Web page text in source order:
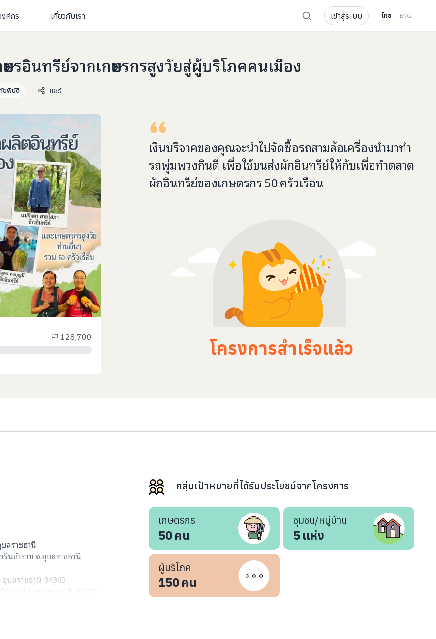
งค์กร เกี่ยวกับเรา เข้าสู่ระบบ ไทย ENG
อินทรีย์จากเกษตรกรสูงวัยสู่ผู้บริโภคคนเมือง
ยพิบัติ แชร์
128,700
เงินบริจาคของคุณจะนำไปจัดซื้อรถสามล้อเครื่องนำมาทำ
รถพุ่มพวงกินดี เพื่อใช้ขนส่งผักอินทรีย์ให้กับเพื่อทำตลาด
ผักอินทรีย์ของเกษตรกร50ครัวเรือน
โครงการสำเร็จแล้ว
ลราชธานี
นชำราบ จ.อุบลราชธานี
อุบลราชธานี 34360
าเสือโก้ก จ.อุบลราชธานี
กลุ่มเป้าหมายที่ได้รับประโยชน์จากโครงการ
เกษตรกร
50 คน
ชุมชน/หมู่บ้าน
5แห่ง
ผู้บริโภค
150 คน